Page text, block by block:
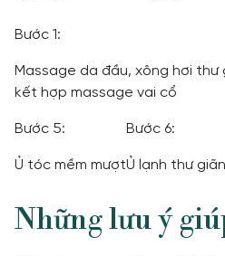
Bước 1:
Massage da đầu, xông hơi thư
kết hợp massage vai cổ
Bước 5:
Ủ tóc mềm mượt
Bước 6:
Ủ lạnh thư giãn
Những lưu ý